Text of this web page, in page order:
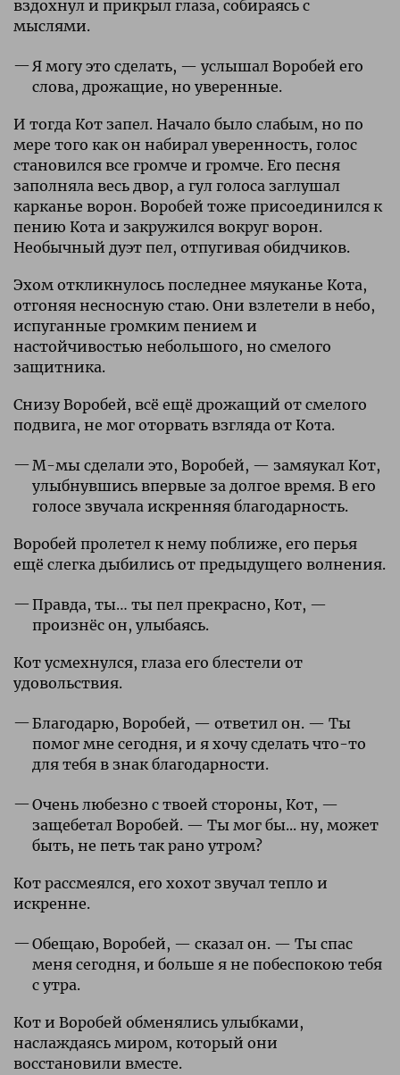
вздохнул и прикрыл глаза, собираясь с
мыслями.
Я могу это сделать, — услышал Воробей его
слова, дрожащие, но уверенные.
И тогда Кот запел. Начало было слабым, но по
мере того как он набирал уверенность, голос
становился все громче и громче. Его песня
заполняла весь двор, а гул голоса заглушал
карканье ворон. Воробей тоже присоединился к
пению Кота и закружился вокруг ворон.
Необычный дуэт пел, отпугивая обидчиков.
Эхом откликнулось последнее мяуканье Кота,
отгоняя несносную стаю. Они взлетели в небо,
испуганные громким пением и
настойчивостью небольшого, но смелого
защитника.
Снизу Воробей, всё ещё дрожащий от смелого
подвига, не мог оторвать взгляда от Кота.
М-мы сделали это, Воробей, — замяукал Кот,
улыбнувшись впервые за долгое время. В его
голосе звучала искренняя благодарность.
Воробей пролетел к нему поближе, его перья
ещё слегка дыбились от предыдущего волнения.
Правда, ты… ты пел прекрасно, Кот, —
произнёс он, улыбаясь.
Кот усмехнулся, глаза его блестели от
удовольствия.
Благодарю, Воробей, — ответил он. — Ты
помог мне сегодня, и я хочу сделать что-то
для тебя в знак благодарности.
Очень любезно с твоей стороны, Кот, —
защебетал Воробей. — Ты мог бы... ну, может
быть, не петь так рано утром?
Кот рассмеялся, его хохот звучал тепло и
искренне.
Обещаю, Воробей, — сказал он. — Ты спас
меня сегодня, и больше я не побеспокою тебя
с утра.
Кот и Воробей обменялись улыбками,
наслаждаясь миром, который они
восстановили вместе.